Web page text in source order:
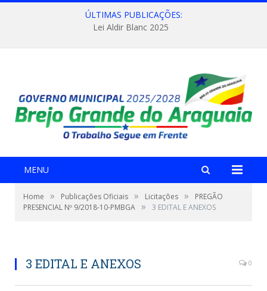
ÚLTIMAS PUBLICAÇÕES:
Lei Aldir Blanc 2025
MENU
Home » Publicações Oficiais » Licitações »
PREGÃO
PRESENCIAL Nº 9/2018-10-PMBGA » 3 EDITAL E ANEXOS
3 EDITAL E ANEXOS 0